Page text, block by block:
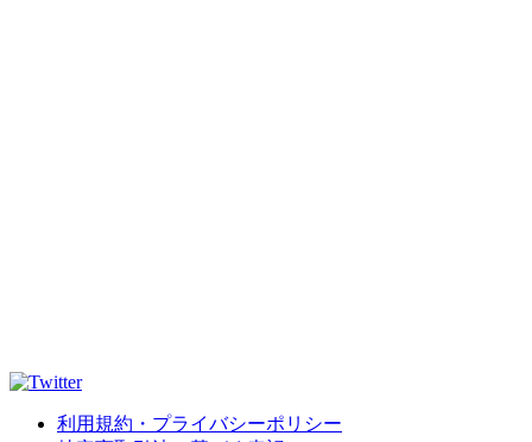
利用規約・プライバシーポリシー